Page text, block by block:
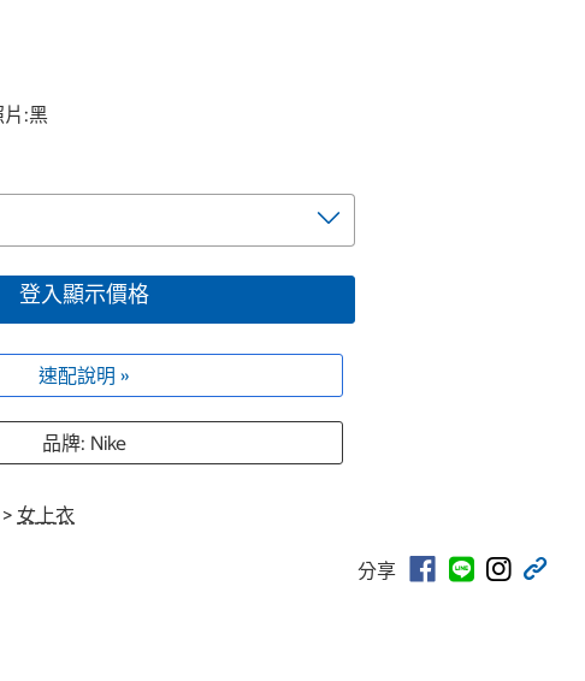
:黑
登入顯示價格
速配說明 »
品牌: Nike
> 女上衣
分享